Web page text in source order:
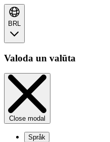
BRL
Valoda un valūta
Close modal
Språk